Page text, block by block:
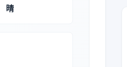
晴